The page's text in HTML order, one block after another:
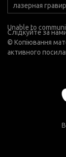
лазерная
Unable to
Слідкуйте за
© Копіювання
активного